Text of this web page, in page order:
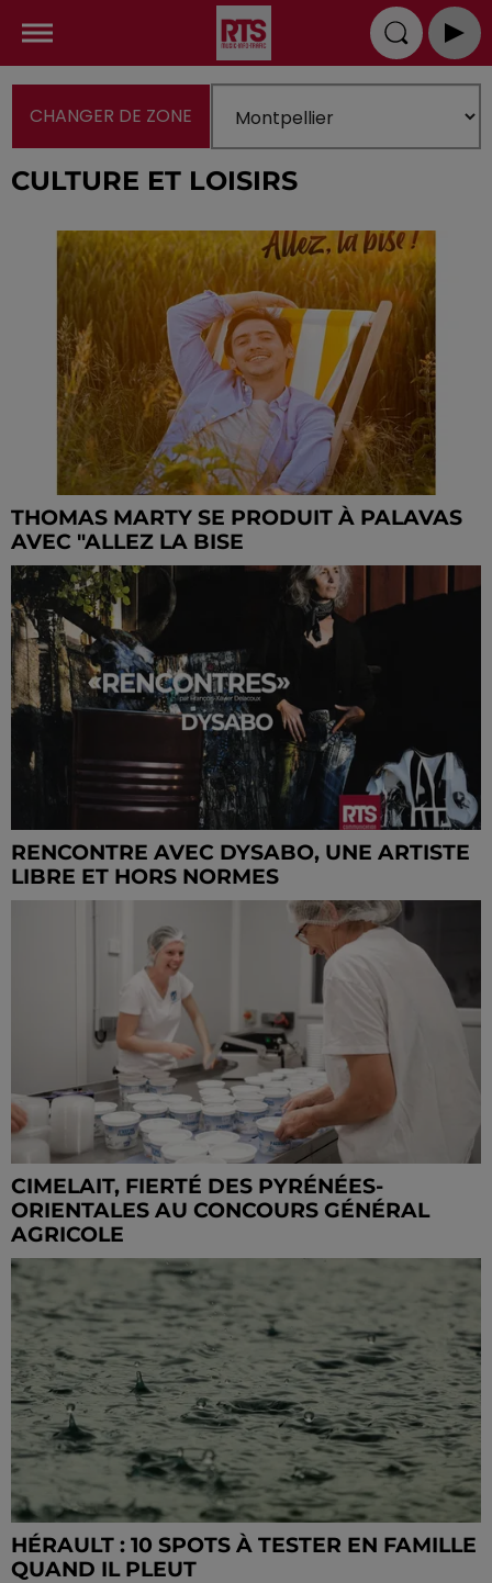
CHANGER DE ZONE
CULTURE ET LOISIRS
THOMAS MARTY SE PRODUIT À PALAVAS
AVEC "ALLEZ LA BISE
RENCONTRE AVEC DYSABO, UNE ARTISTE
LIBRE ET HORS NORMES
CIMELAIT, FIERTÉ DES PYRÉNÉES-
ORIENTALES AU CONCOURS GÉNÉRAL
AGRICOLE
HÉRAULT : 10 SPOTS À TESTER EN FAMILLE
QUAND IL PLEUT